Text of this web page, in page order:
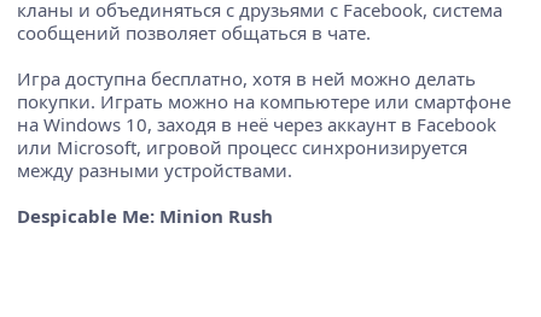
кланы и объединяться с друзьями с Facebook, система
сообщений позволяет общаться в чате.
Игра доступна бесплатно, хотя в ней можно делать
покупки. Играть можно на компьютере или смартфоне
на Windows 10, заходя в неё через аккаунт в Facebook
или Microsoft, игровой процесс синхронизируется
между разными устройствами.
Despicable Me: Minion Rush